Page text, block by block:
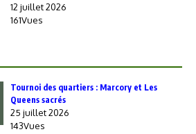
12 juillet 2026
161Vues
‎Tournoi des quartiers : Marcory et Les
Queens sacrés
25 juillet 2026
143Vues